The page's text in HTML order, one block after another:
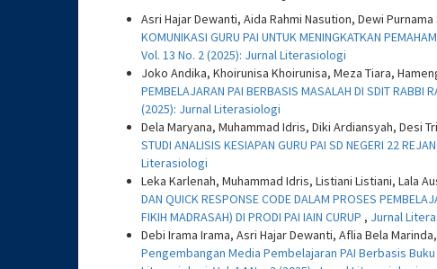
Asri Hajar Dewanti, Aida Rahmi Nasution, Dewi Purnama
KOMUNIKASI GURU PAI UNTUK MENINGKATKAN
Vol. 13 No. 2 (2025): Jurnal Literasiologi
Joko Andika, Khoirunisa Khoirunisa, Meza Tiara,
PEMBELAJARAN PAI BERBASIS MASALAH DI SDIT RABBI
(2025): Jurnal Literasiologi
Dela Maryana, Muhammad Idris, Diki Ardiansyah, Desi
STUDI ANALISIS KESIAPAN GURU PAI SD NEGERI 22
Literasiologi
Leka Karlenah, Muhammad Idris, Listiani Listiani, Lala
DAN QUICK RESPONSE CODE DALAM PROSES
FIKIH MADRASAH) DI PRODI PAI IAIN CURUP , Jurnal
Debi Irama Irama, Asri Hajar Dewanti, Aflia Bela
Pengembangan Media Pembelajaran PAI Berbasis